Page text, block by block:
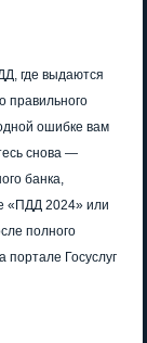
где выдаются
правильного
ошибке вам
снова —
банка,
«ПДД 2024» или
полного
Госуслуг